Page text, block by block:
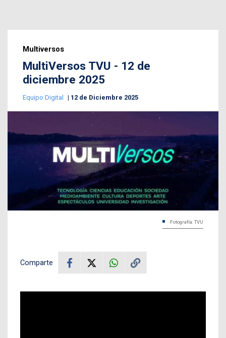
Multiversos
MultiVersos TVU - 12 de
diciembre 2025
Equipo Digital 12 de Diciembre 2025
Fotografía: TVU
Comparte